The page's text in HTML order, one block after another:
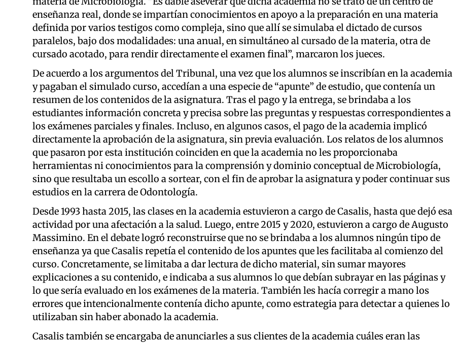
enseñanza real, donde se impartían conocimientos en apoyo a la preparación en una materia
definida por varios testigos como compleja, sino que allí se simulaba el dictado de cursos
paralelos, bajo dos modalidades: una anual, en simultáneo al cursado de la materia, otra de
cursado acotado, para rendir directamente el examen final”, marcaron los jueces.
De acuerdo a los argumentos del Tribunal, una vez que los alumnos se inscribían en la academia
y pagaban el simulado curso, accedían a una especie de “apunte” de estudio, que contenía un
resumen de los contenidos de la asignatura. Tras el pago y la entrega, se brindaba a los
estudiantes información concreta y precisa sobre las preguntas y respuestas correspondientes a
los exámenes parciales y finales. Incluso, en algunos casos, el pago de la academia implicó
directamente la aprobación de la asignatura, sin previa evaluación. Los relatos de los alumnos
que pasaron por esta institución coinciden en que la academia no les proporcionaba
herramientas ni conocimientos para la comprensión y dominio conceptual de Microbiología,
sino que resultaba un escollo a sortear, con el fin de aprobar la asignatura y poder continuar sus
estudios en la carrera de Odontología.
Desde 1993 hasta 2015, las clases en la academia estuvieron a cargo de Casalis, hasta que dejó esa
actividad por una afectación a la salud. Luego, entre 2015 y 2020, estuvieron a cargo de Augusto
Massimino. En el debate logró reconstruirse que no se brindaba a los alumnos ningún tipo de
enseñanza ya que Casalis repetía el contenido de los apuntes que les facilitaba al comienzo del
curso. Concretamente, se limitaba a dar lectura de dicho material, sin sumar mayores
explicaciones a su contenido, e indicaba a sus alumnos lo que debían subrayar en las páginas y
lo que sería evaluado en los exámenes de la materia. También les hacía corregir a mano los
errores que intencionalmente contenía dicho apunte, como estrategia para detectar a quienes lo
utilizaban sin haber abonado la academia.
Casalis también se encargaba de anunciarles a sus clientes de la academia cuáles eran las